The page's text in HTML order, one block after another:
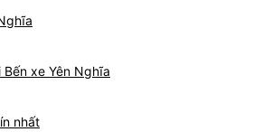
xe Yên Nghĩa
nhất